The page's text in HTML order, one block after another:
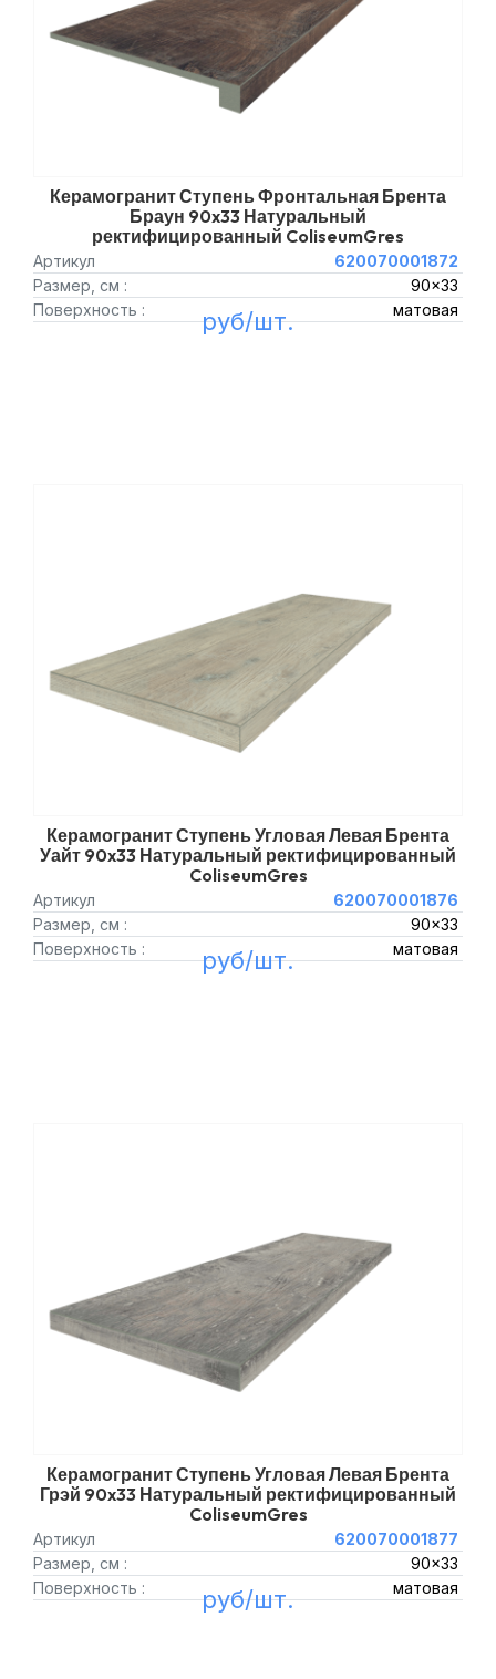
Керамогранит Ступень Фронтальная Брента
Браун 90x33 Натуральный
ректифицированный ColiseumGres
Артикул
620070001872
Размер, см :
90x33
Поверхность :
матовая
руб/шт.
Керамогранит Ступень Угловая Левая Брента
Уайт 90x33 Натуральный ректифицированный
ColiseumGres
Артикул
620070001876
Размер, см :
90x33
Поверхность :
матовая
руб/шт.
Керамогранит Ступень Угловая Левая Брента
Грэй 90x33 Натуральный ректифицированный
ColiseumGres
Артикул
620070001877
Размер, см :
90x33
Поверхность :
матовая
руб/шт.